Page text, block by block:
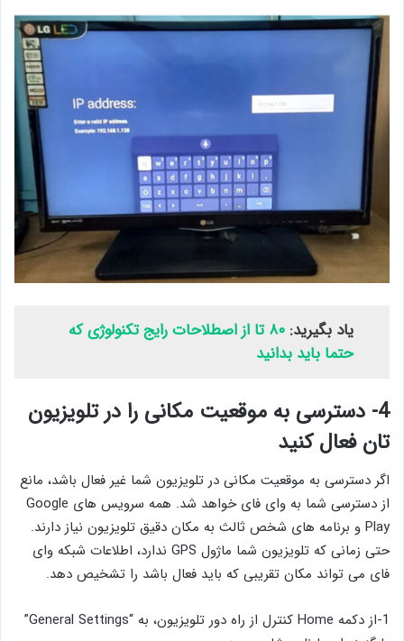
یاد بگیرید:
۸۰ تا از اصطلاحات رایج تکنولوژی که
حتما باید بدانید
4- دسترسی به موقعیت مکانی را در تلویزیون
تان فعال کنید
اگر دسترسی به موقعیت مکانی در تلویزیون شما غیر فعال باشد، مانع
از دسترسی شما به وای ‌فای خواهد شد. همه سرویس ‌های Google
Play و برنامه ‌های شخص ثالث به مکان دقیق تلویزیون نیاز دارند.
حتی زمانی که تلویزیون شما ماژول GPS ندارد، اطلاعات شبکه وای
‌فای می‌ تواند مکان تقریبی که باید فعال باشد را تشخیص دهد.
1-از دکمه Home کنترل از راه دور تلویزیون، به “General Settings”